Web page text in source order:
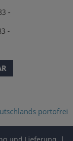
-
-
portofrei